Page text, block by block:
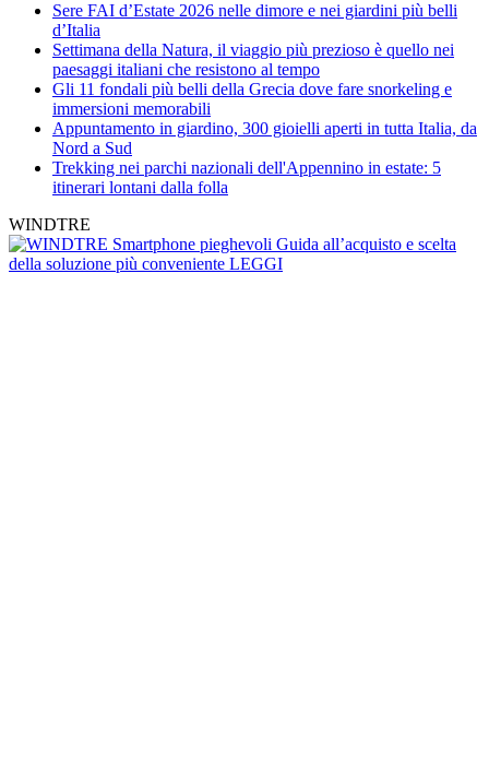
Sere FAI d’Estate 2026 nelle dimore e nei giardini più belli
d’Italia
Settimana della Natura, il viaggio più prezioso è quello nei
paesaggi italiani che resistono al tempo
Gli 11 fondali più belli della Grecia dove fare snorkeling e
immersioni memorabili
Appuntamento in giardino, 300 gioielli aperti in tutta Italia, da
Nord a Sud
Trekking nei parchi nazionali dell'Appennino in estate: 5
itinerari lontani dalla folla
WINDTRE
Smartphone pieghevoli Guida all’acquisto e scelta
della soluzione più conveniente LEGGI